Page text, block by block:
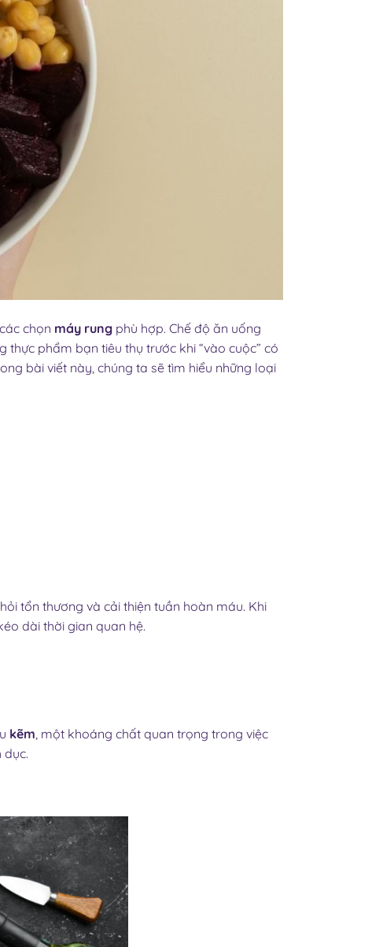
chọn máy rung phù hợp. Chế độ ăn uống
phẩm bạn tiêu thụ trước khi “vào cuộc” có
bài viết này, chúng ta sẽ tìm hiểu những loại
tổn thương và cải thiện tuần hoàn máu. Khi
dài thời gian quan hệ.
kẽm, một khoáng chất quan trọng trong việc